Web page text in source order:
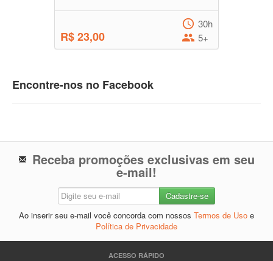
R$ 23,00
30h
5+
Encontre-nos no Facebook
Receba promoções exclusivas em seu
e-mail!
Ao inserir seu e-mail você concorda com nossos Termos de Uso e
Política de Privacidade
ACESSO RÁPIDO